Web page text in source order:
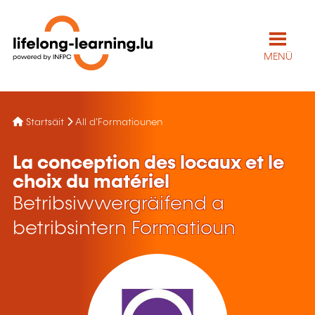
MENÜ
Startsäit All d'Formatiounen
La conception des locaux et le
choix du matériel
Betribsiwwergräifend a
betribsintern Formatioun